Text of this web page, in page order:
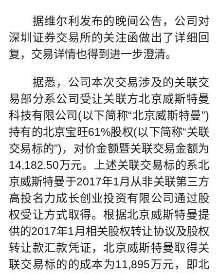
据维尔利发布的晚间公告，公司对
深圳证券交易所的关注函做出了详细回
复，交易详情也得到进一步澄清。
据悉，公司本次交易涉及的关联交
易部分系公司受让关联方北京威斯特曼
科技有限公司(以下简称“北京威斯特曼”)
持有的北京宝旺61%股权(以下简称“关联
交易标的”)，对价金额暨关联交易金额为
14,182.50万元。上述关联交易标的系北
京威斯特曼于2017年1月从非关联第三方
高投名力成长创业投资有限公司通过股
权受让方式取得。根据北京威斯特曼提
供的2017年1月相关股权转让协议及股权
转让款汇款凭证，北京威斯特曼取得关
联交易标的的成本为11,895万元，即北